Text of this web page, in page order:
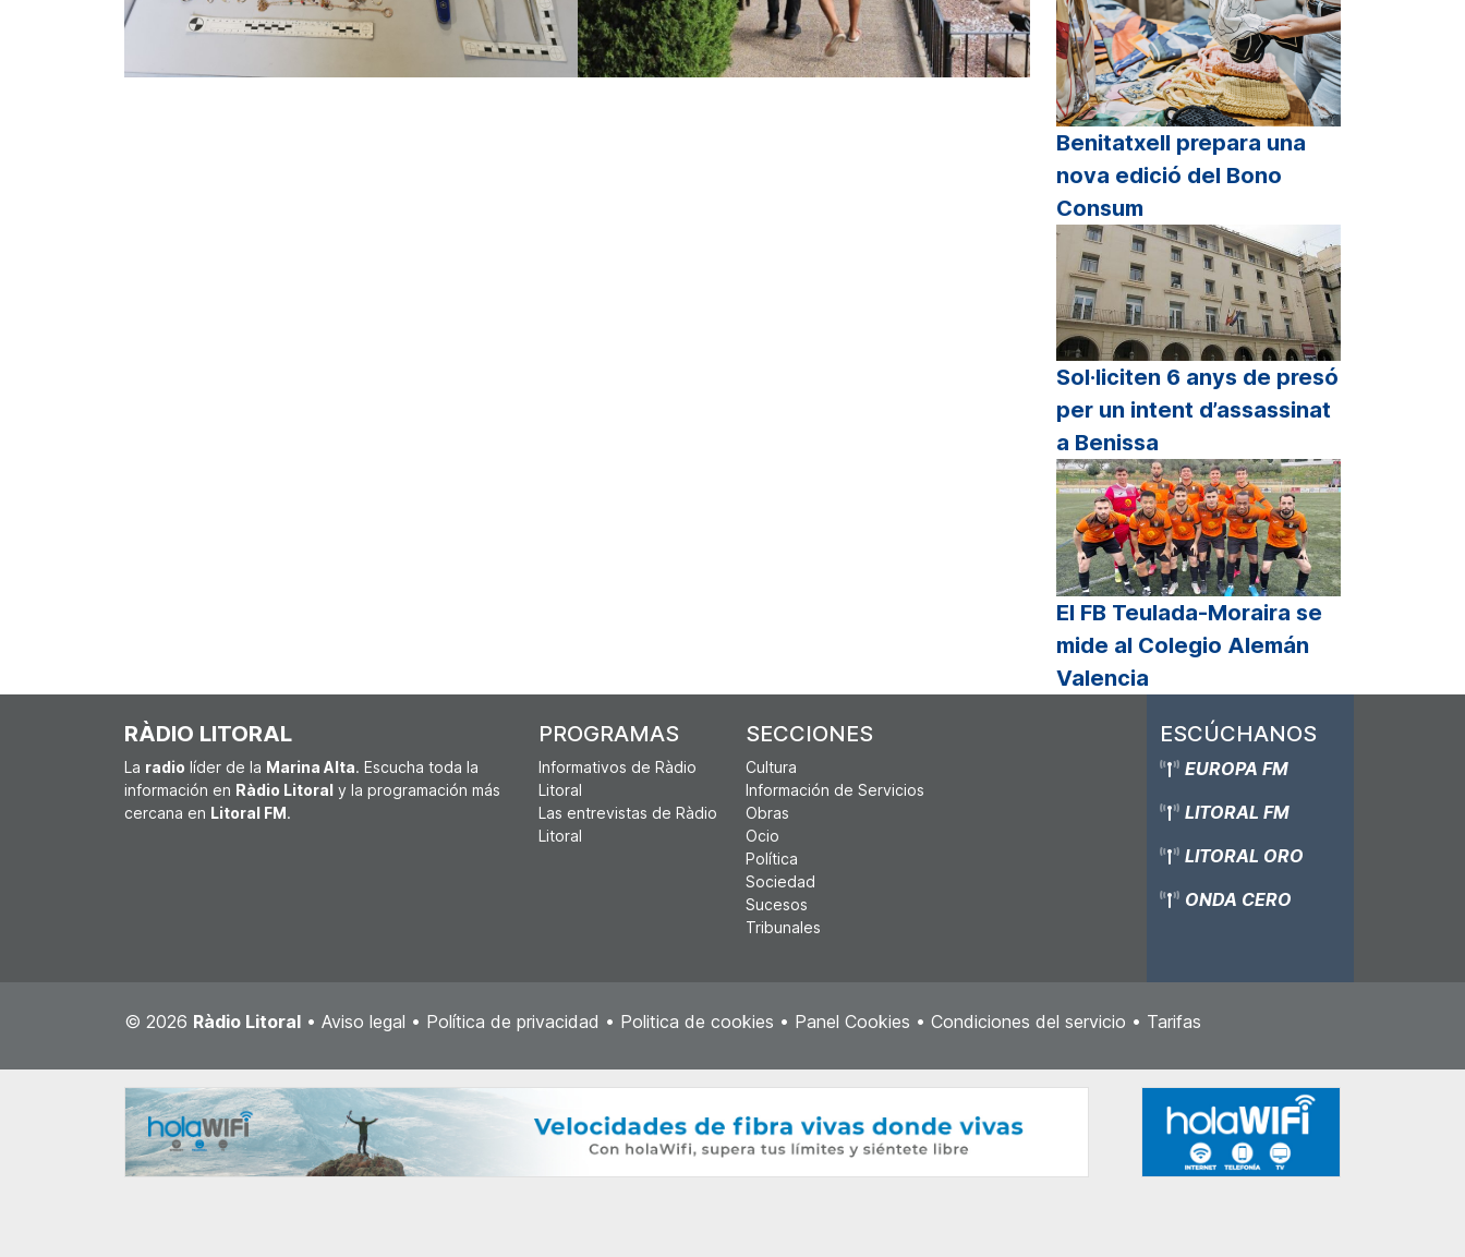
Benitatxell prepara una
nova edició del Bono
Consum
Sol·liciten 6 anys de presó
per un intent d’assassinat
a Benissa
El FB Teulada-Moraira se
mide al Colegio Alemán
Valencia
RÀDIO LITORAL
La radio líder de la Marina Alta. Escucha toda la
información en Ràdio Litoral y la programación más
cercana en Litoral FM.
PROGRAMAS
Informativos de Ràdio
Litoral
Las entrevistas de Ràdio
Litoral
SECCIONES
Cultura
Información de Servicios
Obras
Ocio
Política
Sociedad
Sucesos
Tribunales
ESCÚCHANOS
EUROPA FM
LITORAL FM
LITORAL ORO
ONDA CERO
© 2026 Ràdio Litoral • Aviso legal • Política de privacidad • Politica de cookies • Panel Cookies • Condiciones del servicio • Tarifas